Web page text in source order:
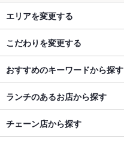
エリアを変更する
こだわりを変更する
おすすめのキーワードから探す
ランチのあるお店から探す
チェーン店から探す